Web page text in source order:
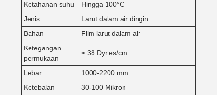
Ketahanan suhu
Hingga 100°C
Jenis
Larut dalam air dingin
Bahan
Film larut dalam air
Ketegangan
permukaan
≥ 38 Dynes/cm
Lebar
1000-2200 mm
Ketebalan
30-100 Mikron